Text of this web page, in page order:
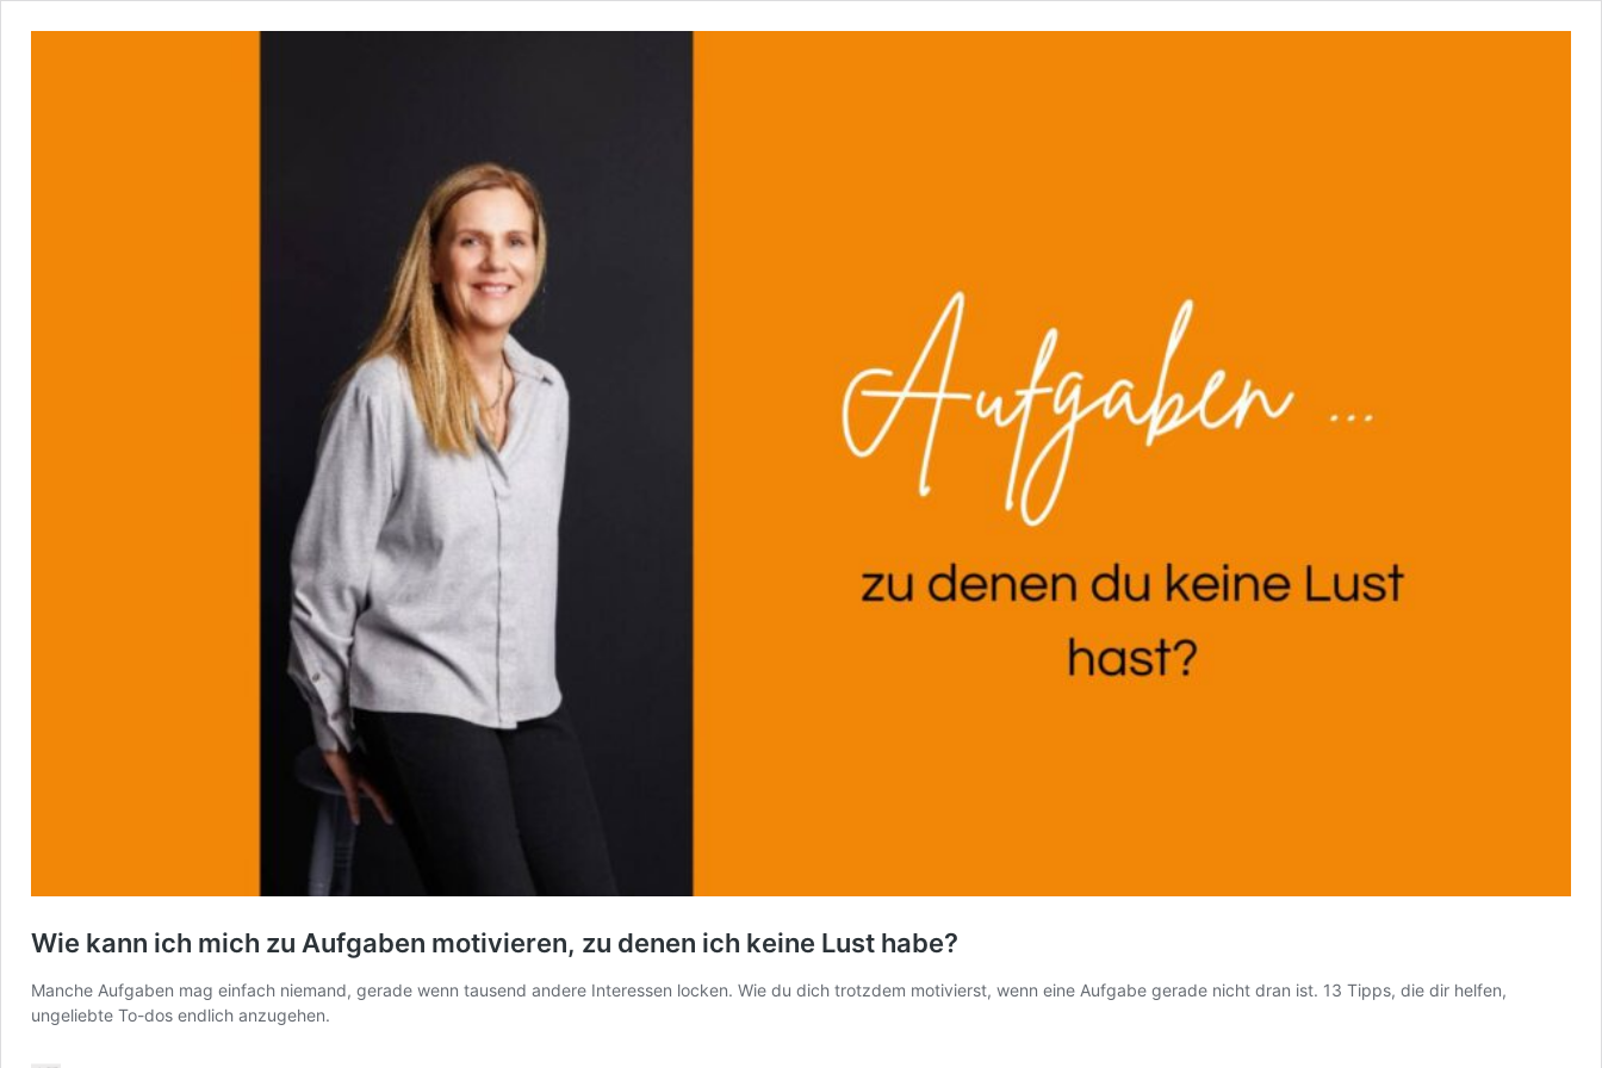
Wie kann ich mich zu Aufgaben motivieren, zu denen ich keine Lust habe?
Manche Aufgaben mag einfach niemand, gerade wenn tausend andere Interessen locken. Wie du dich trotzdem motivierst, wenn eine Aufgabe gerade nicht dran ist. 13 Tipps, die dir helfen,
ungeliebte To-dos endlich anzugehen.